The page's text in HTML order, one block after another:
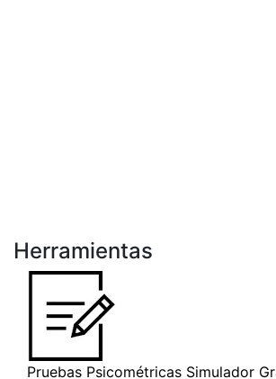
Herramientas